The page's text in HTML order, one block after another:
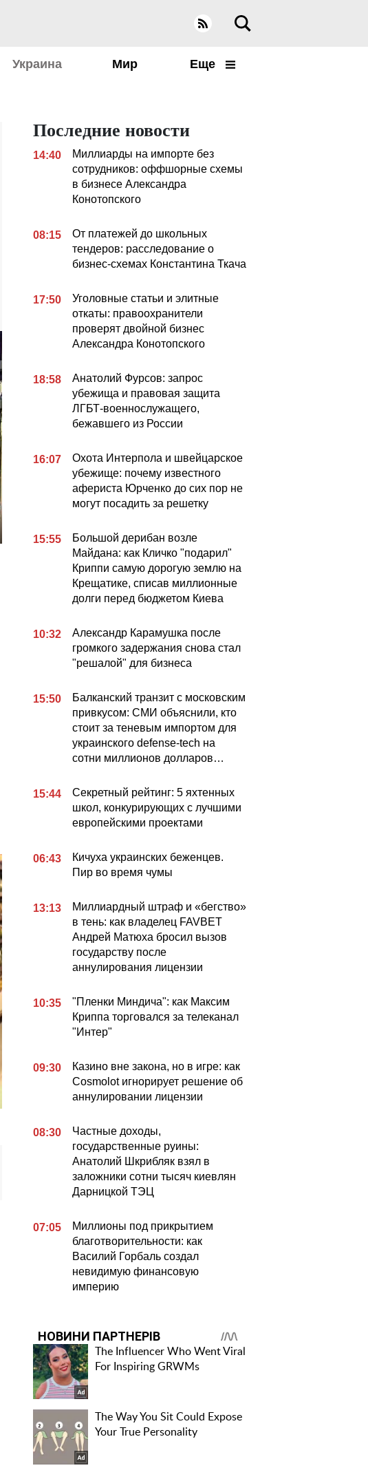
Украина Мир Еще
Последние новости
14:40
Миллиарды на импорте без
сотрудников: оффшорные схемы
в бизнесе Александра
Конотопского
08:15
От платежей до школьных
тендеров: расследование о
бизнес-схемах Константина Ткача
17:50
Уголовные статьи и элитные
откаты: правоохранители
проверят двойной бизнес
Александра Конотопского
18:58
Анатолий Фурсов: запрос
убежища и правовая защита
ЛГБТ-военнослужащего,
бежавшего из России
16:07
Охота Интерпола и швейцарское
убежище: почему известного
афериста Юрченко до сих пор не
могут посадить за решетку
15:55
Большой дерибан возле
Майдана: как Кличко "подарил"
Криппи самую дорогую землю на
Крещатике, списав миллионные
долги перед бюджетом Киева
10:32
Александр Карамушка после
громкого задержания снова стал
"решалой" для бизнеса
15:50
Балканский транзит с московским
привкусом: СМИ объяснили, кто
стоит за теневым импортом для
украинского defense-tech на
сотни миллионов долларов…
15:44
Секретный рейтинг: 5 яхтенных
школ, конкурирующих с лучшими
европейскими проектами
06:43
Кичуха украинских беженцев.
Пир во время чумы
13:13
Миллиардный штраф и «бегство»
в тень: как владелец FAVBET
Андрей Матюха бросил вызов
государству после
аннулирования лицензии
10:35
"Пленки Миндича": как Максим
Криппа торговался за телеканал
"Интер"
09:30
Казино вне закона, но в игре: как
Cosmolot игнорирует решение об
аннулировании лицензии
08:30
Частные доходы,
государственные руины:
Анатолий Шкрибляк взял в
заложники сотни тысяч киевлян
Дарницкой ТЭЦ
07:05
Миллионы под прикрытием
благотворительности: как
Василий Горбаль создал
невидимую финансовую
империю